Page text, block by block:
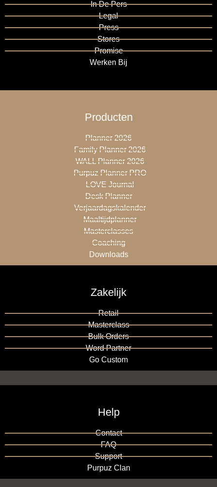
In De Pers
Legal
Press
Stores
Promise
Werken Bij
Producten
Planner 2026
Family Planner 2026
WALL Planner 2026
Purpuz Planner PRO
LOVE Journal
Desk Planner
Verjaardagskalender
Maaltijdplanner
Masterclasses
Coaching
Downloads
Zakelijk
Retail
Masterclass
Bulk Orders
Word Partner
Go Custom
Help
Contact
FAQ
Support
Purpuz Clan